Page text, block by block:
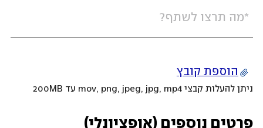
הוספת קובץ
ניתן להעלות קבצי mov, png, jpeg, jpg, mp4 עד 200MB
פרטים נוספים (אופציונלי)